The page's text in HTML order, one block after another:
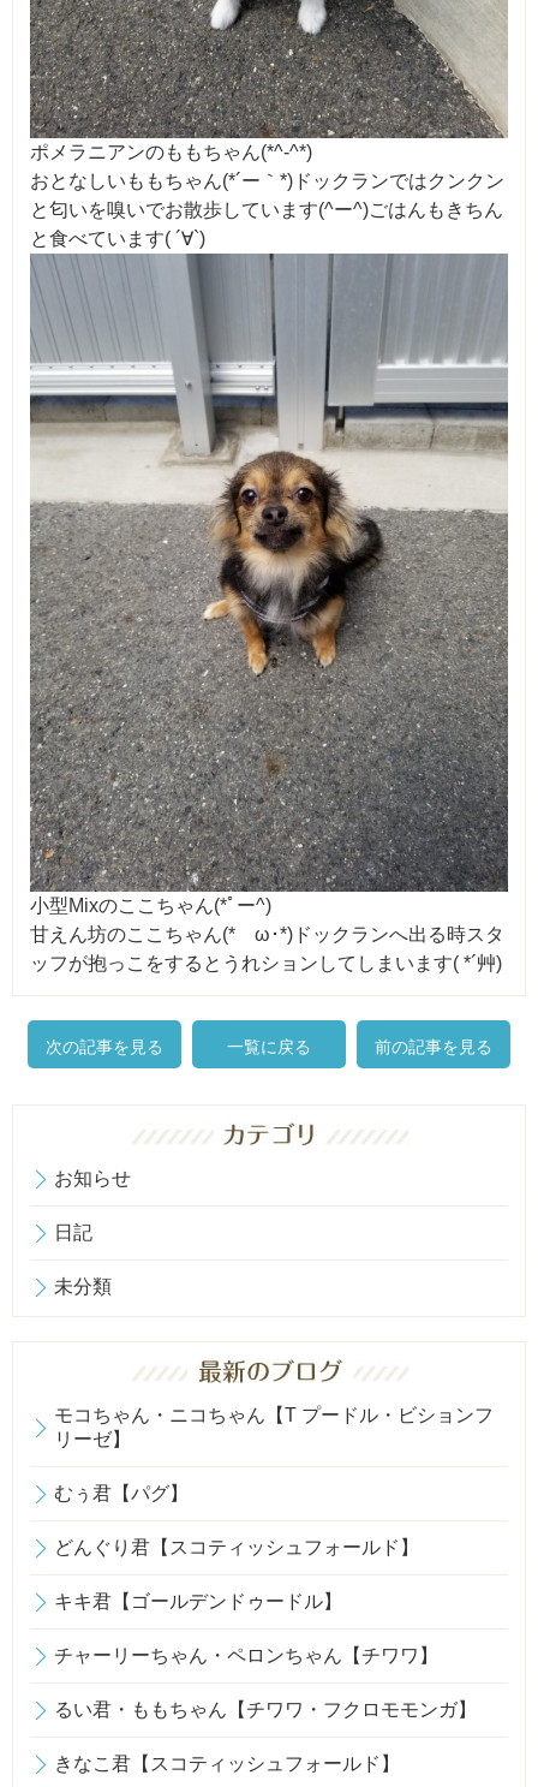
ポメラニアンのももちゃん(*^-^*)
おとなしいももちゃん(*´ー｀*)ドックランではクンクン
と匂いを嗅いでお散歩しています(^ー^)ごはんもきちん
と食べています( ´∀`)
小型Mixのここちゃん(*ﾟー^)
甘えん坊のここちゃん(*ゝω･*)ドックランへ出る時スタ
ッフが抱っこをするとうれションしてしまいます( *´艸)
次の記事を見る 一覧に戻る 前の記事を見る
お知らせ
日記
未分類
モコちゃん・ニコちゃん【T プードル・ビションフ
リーゼ】
むぅ君【パグ】
どんぐり君【スコティッシュフォールド】
キキ君【ゴールデンドゥードル】
チャーリーちゃん・ペロンちゃん【チワワ】
るい君・ももちゃん【チワワ・フクロモモンガ】
きなこ君【スコティッシュフォールド】